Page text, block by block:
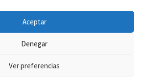
Aceptar
Denegar
Ver preferencias